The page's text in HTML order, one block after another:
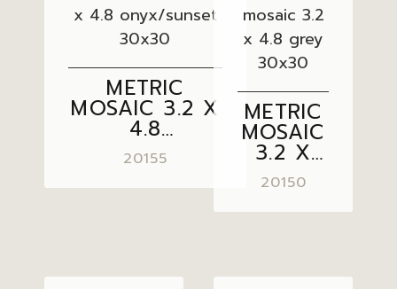
METRIC
MOSAIC 3.2 X
4.8
ONYX/SUNSET
30×30
20155
METRIC
MOSAIC
3.2 X
4.8
GREY
30×30
20150